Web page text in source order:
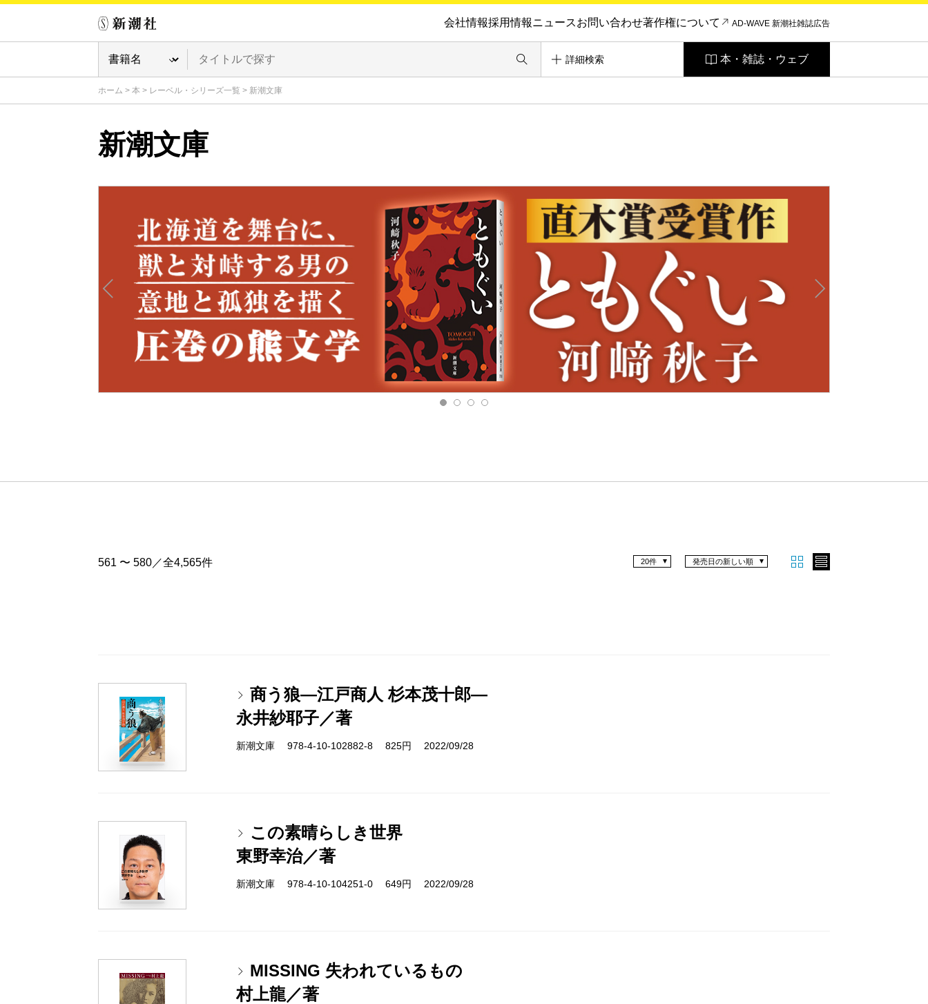
会社情報採用情報ニュースお問い合わせ著作権について AD-WAVE 新潮社雑誌広告
詳細検索 本・雑誌・ウェブ
ホーム > 本 > レーベル・シリーズ一覧 > 新潮文庫
新潮文庫
561 〜 580／全4,565件 発売日の新しい順
20件
商う狼―江戸商人 杉本茂十郎―
永井紗耶子／著
新潮文庫 978-4-10-102882-8 825円 2022/09/28
この素晴らしき世界
東野幸治／著
新潮文庫 978-4-10-104251-0 649円 2022/09/28
MISSING 失われているもの
村上龍／著